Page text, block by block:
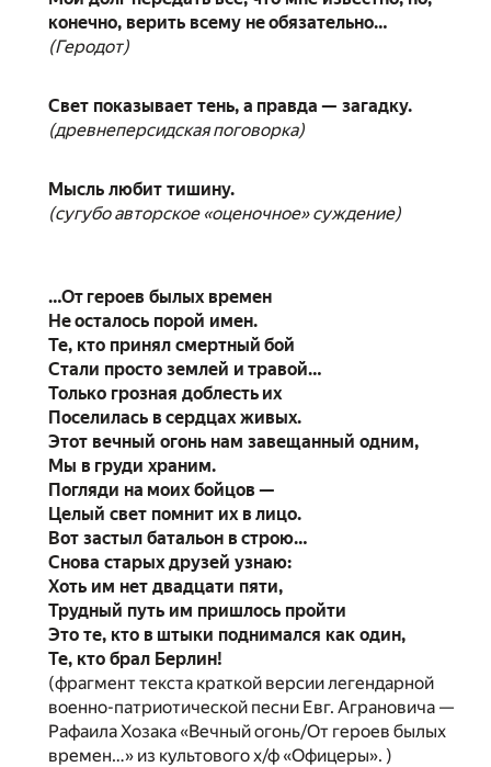
конечно, верить всему не обязательно…
(Геродот)
Свет показывает тень, а правда — загадку.
(древнеперсидская поговорка)
Мысль любит тишину.
(сугубо авторское «оценочное» суждение)
…От героев былых времен
Не осталось порой имен.
Те, кто принял смертный бой
Стали просто землей и травой…
Только грозная доблесть их
Поселилась в сердцах живых.
Этот вечный огонь нам завещанный одним,
Мы в груди храним.
Погляди на моих бойцов —
Целый свет помнит их в лицо.
Вот застыл батальон в строю…
Снова старых друзей узнаю:
Хоть им нет двадцати пяти,
Трудный путь им пришлось пройти
Это те, кто в штыки поднимался как один,
Те, кто брал Берлин!
(фрагмент текста краткой версии легендарной
военно-патриотической песни Евг. Аграновича —
Рафаила Хозака «Вечный огонь/От героев былых
времен…» из культового х/ф «Офицеры». )